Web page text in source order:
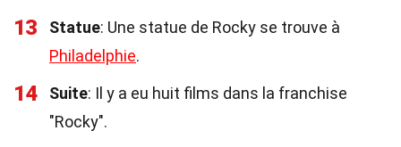
13 Statue: Une statue de Rocky se trouve à
Philadelphie.
14 Suite: Il y a eu huit films dans la franchise
"Rocky".